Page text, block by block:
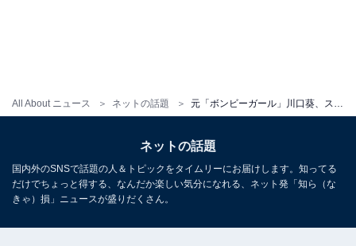
All About ニュース ネットの話題 元「ボンビーガール」川口葵、スポーティーな美脚コーデを披露！ 「お団子ヘアに、オーバーサイズ！」「天才的に可愛い」
ネットの話題
国内外のSNSで話題の人＆トピックをタイムリーにお届けします。知ってる
だけでちょっと得する、なんだか楽しい気分になれる、ネット発「知ら（な
きゃ）損」ニュースが盛りだくさん。